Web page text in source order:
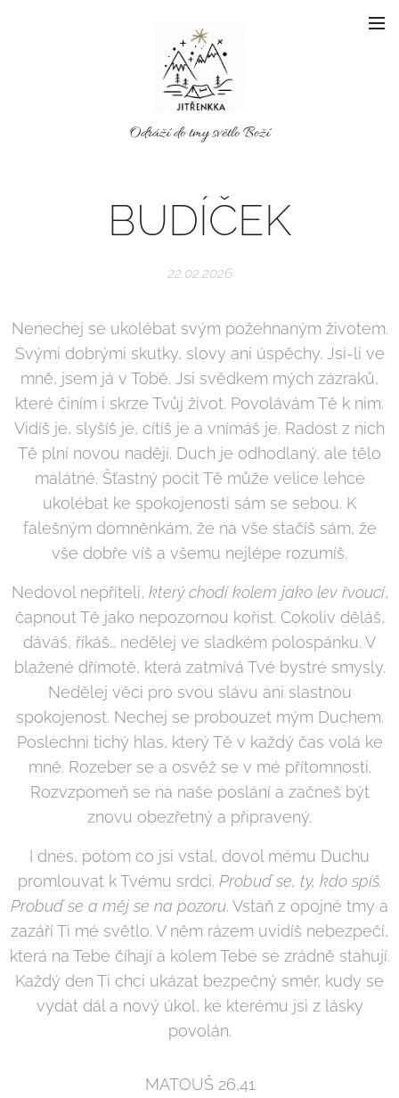
Odráží do tmy světlo Boží
BUDÍČEK
22.02.2026
Nenechej se ukolébat svým požehnaným životem.
Svými dobrými skutky, slovy ani úspěchy. Jsi-li ve
mně, jsem já v Tobě. Jsi svědkem mých zázraků,
které činím i skrze Tvůj život. Povolávám Tě k nim.
Vidíš je, slyšíš je, cítíš je a vnímáš je. Radost z nich
Tě plní novou nadějí. Duch je odhodlaný, ale tělo
malátné. Šťastný pocit Tě může velice lehce
ukolébat ke spokojenosti sám se sebou. K
falešným domněnkám, že na vše stačíš sám, že
vše dobře víš a všemu nejlépe rozumíš.
Nedovol nepříteli, který chodí kolem jako lev řvoucí,
čapnout Tě jako nepozornou kořist. Cokoliv děláš,
dáváš, říkáš… nedělej ve sladkém polospánku. V
blažené dřímotě, která zatmívá Tvé bystré smysly.
Nedělej věci pro svou slávu ani slastnou
spokojenost. Nechej se probouzet mým Duchem.
Poslechni tichý hlas, který Tě v každý čas volá ke
mně. Rozeber se a osvěž se v mé přítomnosti.
Rozvzpomeň se na naše poslání a začneš být
znovu obezřetný a připravený.
I dnes, potom co jsi vstal, dovol mému Duchu
promlouvat k Tvému srdci. Probuď se, ty, kdo spíš.
Probuď se a měj se na pozoru. Vstaň z opojné tmy a
zazáří Ti mé světlo. V něm rázem uvidíš nebezpečí,
která na Tebe číhají a kolem Tebe se zrádně stahují.
Každý den Ti chci ukázat bezpečný směr, kudy se
vydat dál a nový úkol, ke kterému jsi z lásky
povolán.
MATOUŠ 26,41